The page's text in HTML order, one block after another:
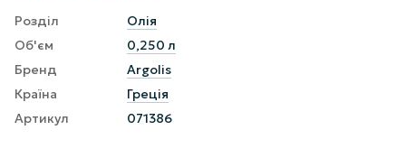
Розділ
Олія
Об'єм
0,250 л
Бренд
Argolis
Країна
Греція
Артикул
071386